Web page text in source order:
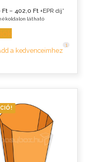
Ft – 402,0FtÁrtartomány:
262,0 Ft
-
+EPR díj*
látható
a kedvenceimhez
1